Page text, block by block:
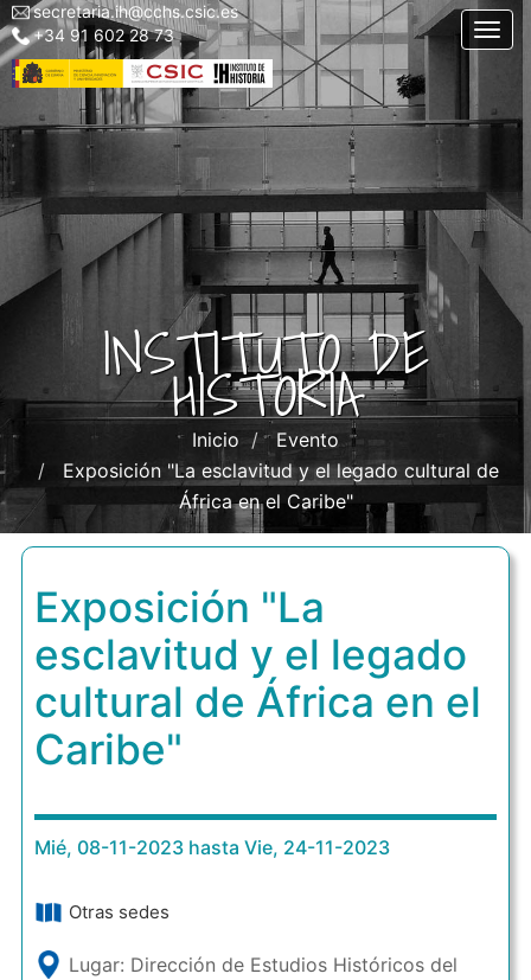
Pasar
al
contenido
Menu
top
left
secretaria.ih@cchs.csic.es
+34 91 602 28 73
INSTITUTO DE
HISTORIA
Inicio
Evento
Exposición "La esclavitud y el legado cultural de
África en el Caribe"
Exposición "La
esclavitud y el legado
cultural de África en el
Caribe"
Mié, 08-11-2023 hasta Vie, 24-11-2023
Otras sedes
Lugar: Dirección de Estudios Históricos del